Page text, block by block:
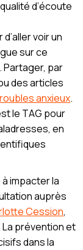
d’écoute
voir un
sur ce
Partager, par
des articles
anxieux.
le TAG pour
en
impacter la
auprès
Cession,
prévention et
dans la